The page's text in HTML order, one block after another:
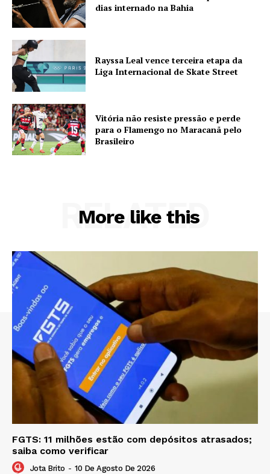
dias internado na Bahia
Rayssa Leal vence terceira etapa da
Liga Internacional de Skate Street
Vitória não resiste pressão e perde
para o Flamengo no Maracanã pelo
Brasileiro
More like this
RELATED
FGTS: 11 milhões estão com depósitos atrasados;
saiba como verificar
Jota Brito - 10 De Agosto De 2026